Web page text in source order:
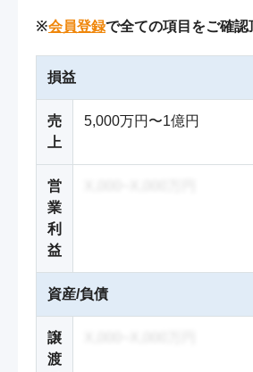
※会員登録で全ての項目をご確認
損益
売
上
5,000万円〜1億円
営
業
利
益
資産/負債
譲
渡